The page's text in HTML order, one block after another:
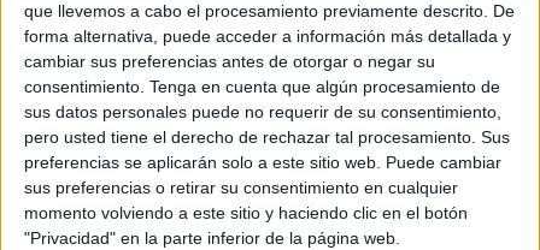
que llevemos a cabo el procesamiento previamente descrito. De
forma alternativa, puede acceder a información más detallada y
cambiar sus preferencias antes de otorgar o negar su
consentimiento. Tenga en cuenta que algún procesamiento de
sus datos personales puede no requerir de su consentimiento,
pero usted tiene el derecho de rechazar tal procesamiento. Sus
preferencias se aplicarán solo a este sitio web. Puede cambiar
sus preferencias o retirar su consentimiento en cualquier
momento volviendo a este sitio y haciendo clic en el botón
"Privacidad" en la parte inferior de la página web.
Comentarios
Flavia Erica Domínguez dice
12 FEBRERO, 2019 EN 6:49
AM